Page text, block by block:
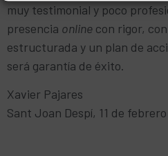
muy testimonial y poco
presencia online con rigor,
estructurada y un plan de
será garantía de éxito.
Xavier Pajares
Sant Joan Despí, 11 de